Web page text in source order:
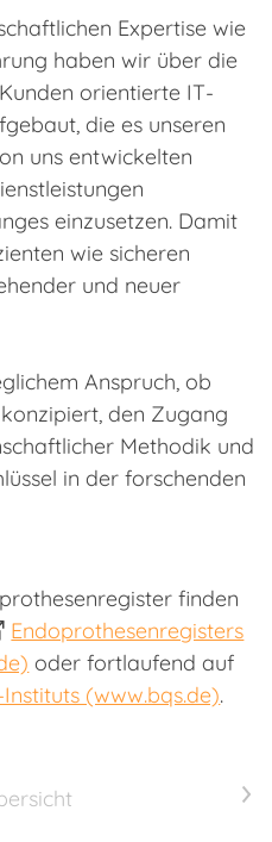
Expertise wie
haben wir über die
orientierte IT-
die es unseren
uns entwickelten
einzusetzen. Damit
wie sicheren
und neuer
Anspruch, ob
den Zugang
Methodik und
in der forschenden
finden
Endoprothesenregisters
oder fortlaufend auf
Instituts (www.bqs.de).
Nächster Artikel